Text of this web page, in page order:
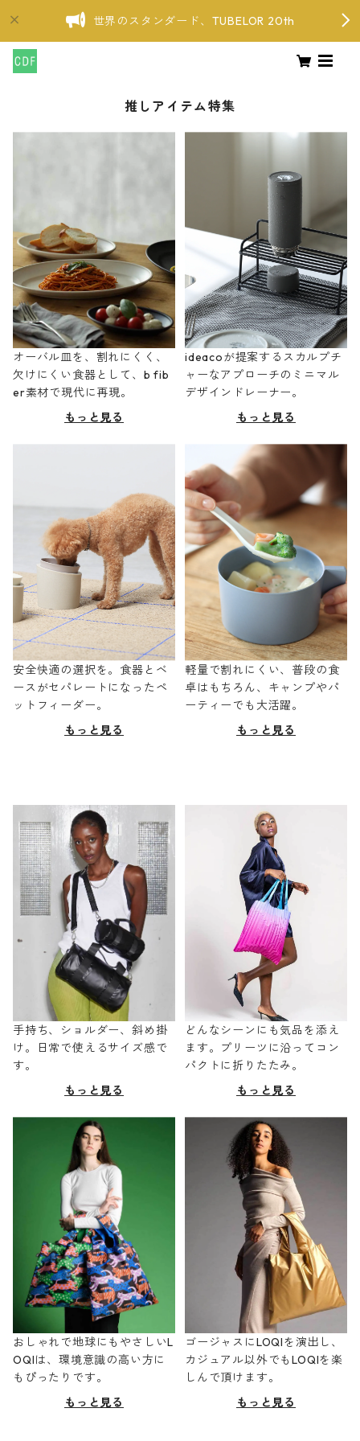
世界のスタンダード、TUBELOR 20th
推しアイテム特集
オーバル皿を、割れにくく、
欠けにくい食器として、b fib
er素材で現代に再現。
もっと見る
ideacoが提案するスカルプチ
ャーなアプローチのミニマル
デザインドレーナー。
もっと見る
安全快適の選択を。食器とベ
ースがセパレートになったペ
ットフィーダー。
もっと見る
軽量で割れにくい、普段の食
卓はもちろん、キャンプやパ
ーティーでも大活躍。
もっと見る
手持ち、ショルダー、斜め掛
け。日常で使えるサイズ感で
す。
もっと見る
どんなシーンにも気品を添え
ます。プリーツに沿ってコン
パクトに折りたたみ。
もっと見る
おしゃれで地球にもやさしいL
OQIは、環境意識の高い方に
もぴったりです。
もっと見る
ゴージャスにLOQIを演出し、
カジュアル以外でもLOQIを楽
しんで頂けます。
もっと見る